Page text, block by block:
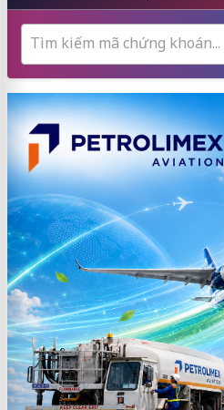
Tìm kiếm mã chứng khoán...